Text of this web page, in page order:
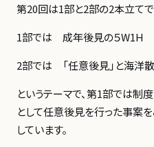
第20回は1部と2部の2本立てで
1部では 成年後見の５W1H
2部では 「任意後見」と海洋
というテーマで、第1部では制
として任意後見を行った事案
しています。